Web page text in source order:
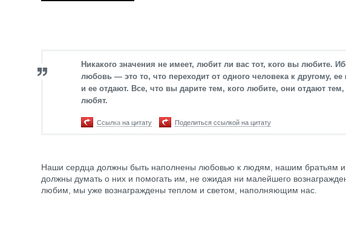
Никакого значения не имеет, любит ли вас тот, кого вы любите.
любовь — это то, что переходит от одного человека к другому, ее
и ее отдают. Все, что вы дарите тем, кого любите, они отдают тем,
любят.
Ссылка на цитату Поделиться ссылкой на цитату
Наши сердца должны быть наполнены любовью к людям, нашим братьям
должны думать о них и помогать им, не ожидая ни малейшего
любим, мы уже вознаграждены теплом и светом, наполняющим нас.